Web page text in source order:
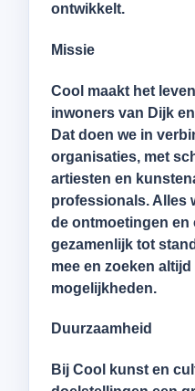
ontwikkelt.
Missie
Cool maakt het
inwoners van Dijk
Dat doen we in
organisaties, met
artiesten en
professionals. Alles
de ontmoetingen en
gezamenlijk tot
mee en zoeken
mogelijkheden.
Duurzaamheid
Bij Cool kunst en